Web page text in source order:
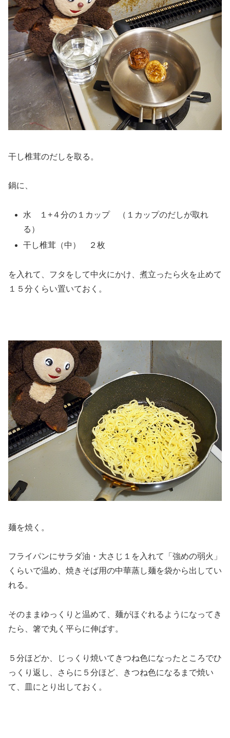
干し椎茸のだしを取る。
鍋に、
水 １+４分の１カップ （１カップのだしが取れ
る）
干し椎茸（中） ２枚
を入れて、フタをして中火にかけ、煮立ったら火を止めて
１５分くらい置いておく。
麺を焼く。
フライパンにサラダ油・大さじ１を入れて「強めの弱火」
くらいで温め、焼きそば用の中華蒸し麺を袋から出してい
れる。
そのままゆっくりと温めて、麺がほぐれるようになってき
たら、箸で丸く平らに伸ばす。
５分ほどか、じっくり焼いてきつね色になったところでひ
っくり返し、さらに５分ほど、きつね色になるまで焼い
て、皿にとり出しておく。